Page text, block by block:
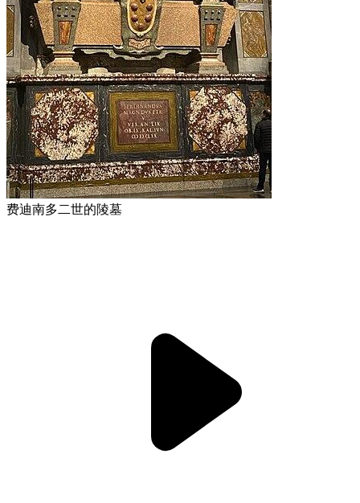
费迪南多二世的陵墓